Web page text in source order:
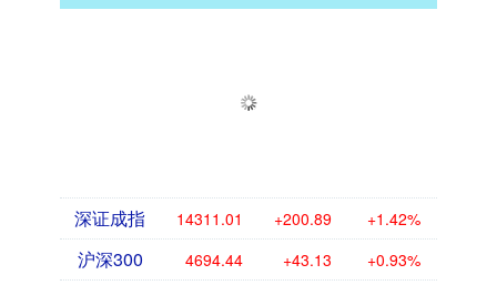
深证成指 14311.01 +200.89 +1.42%
沪深300 4694.44 +43.13 +0.93%